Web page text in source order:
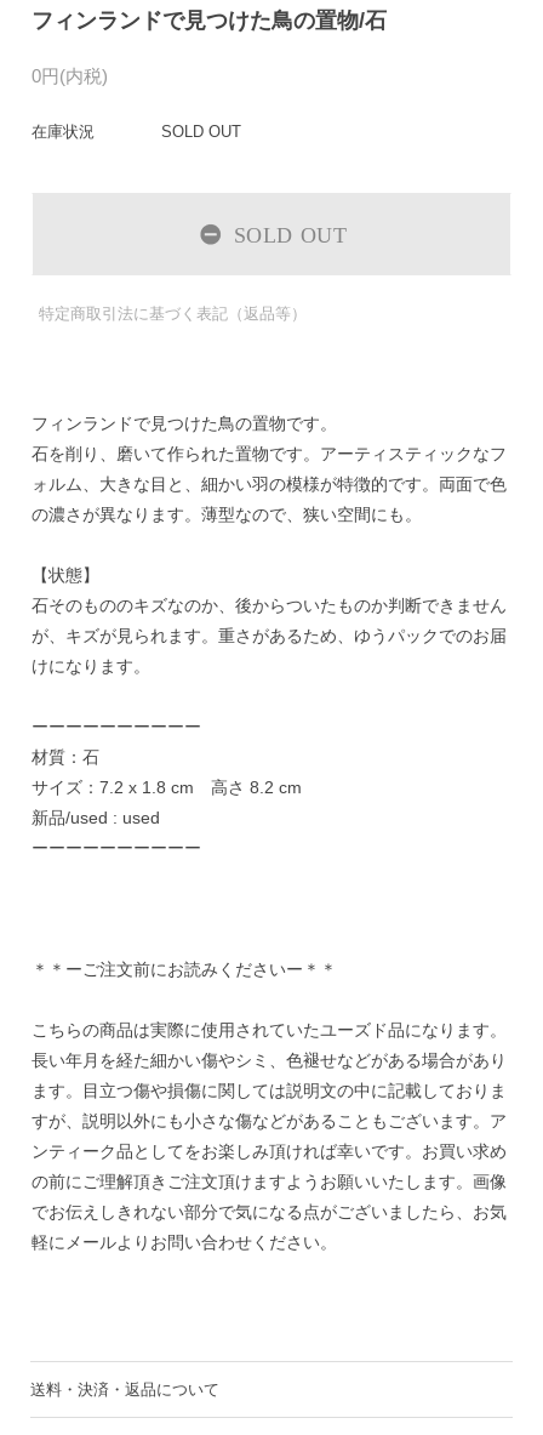
フィンランドで見つけた鳥の置物/石
0円(内税)
在庫状況 SOLD OUT
SOLD OUT
特定商取引法に基づく表記（返品等）
フィンランドで見つけた鳥の置物です。
石を削り、磨いて作られた置物です。アーティスティックなフ
ォルム、大きな目と、細かい羽の模様が特徴的です。両面で色
の濃さが異なります。薄型なので、狭い空間にも。
【状態】
石そのもののキズなのか、後からついたものか判断できません
が、キズが見られます。重さがあるため、ゆうパックでのお届
けになります。
ーーーーーーーーーー
材質：石
サイズ：7.2 x 1.8 cm 高さ 8.2 cm
新品/used : used
ーーーーーーーーーー
＊＊ーご注文前にお読みくださいー＊＊
こちらの商品は実際に使用されていたユーズド品になります。
長い年月を経た細かい傷やシミ、色褪せなどがある場合があり
ます。目立つ傷や損傷に関しては説明文の中に記載しておりま
すが、説明以外にも小さな傷などがあることもございます。ア
ンティーク品としてをお楽しみ頂ければ幸いです。お買い求め
の前にご理解頂きご注文頂けますようお願いいたします。画像
でお伝えしきれない部分で気になる点がございましたら、お気
軽にメールよりお問い合わせください。
送料・決済・返品について